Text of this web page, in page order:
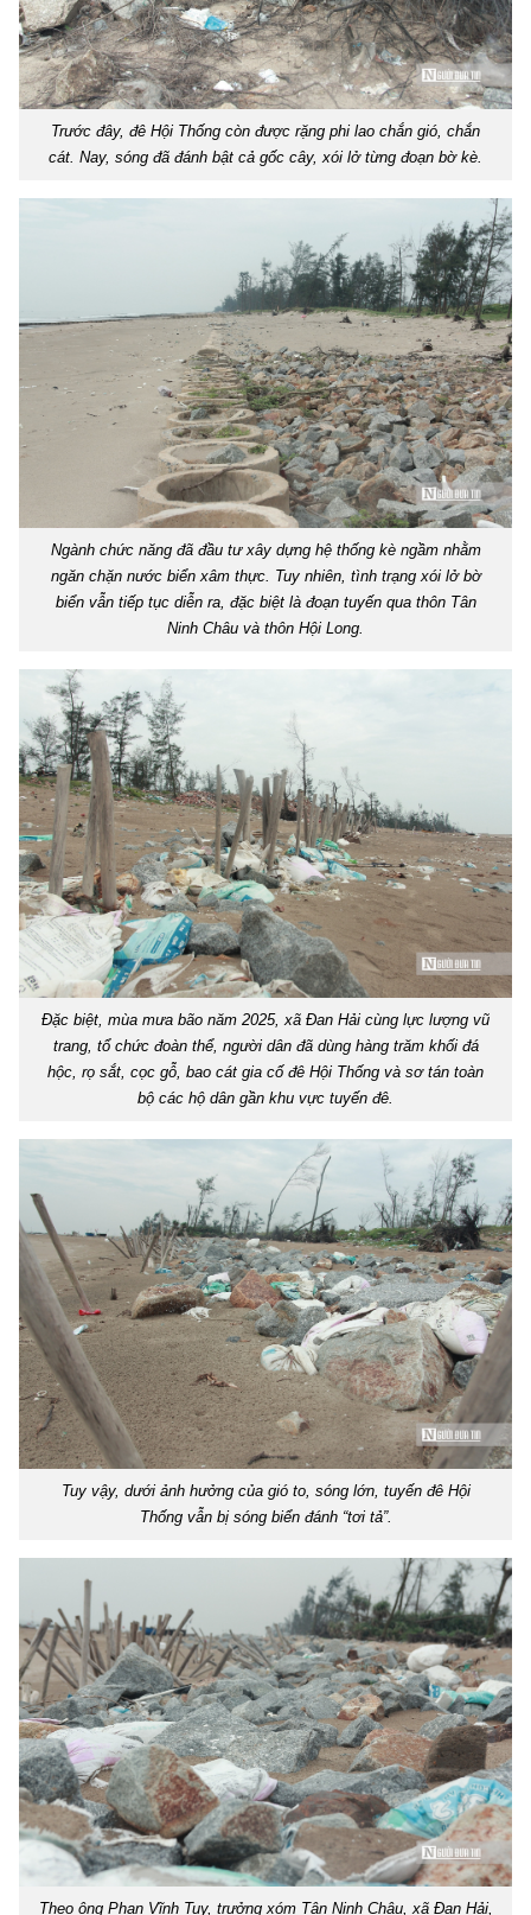
Trước đây, đê Hội Thống còn được rặng phi lao chắn gió, chắn
cát. Nay, sóng đã đánh bật cả gốc cây, xói lở từng đoạn bờ kè.
Ngành chức năng đã đầu tư xây dựng hệ thống kè ngầm nhằm
ngăn chặn nước biển xâm thực. Tuy nhiên, tình trạng xói lở bờ
biển vẫn tiếp tục diễn ra, đặc biệt là đoạn tuyến qua thôn Tân
Ninh Châu và thôn Hội Long.
Đặc biệt, mùa mưa bão năm 2025, xã Đan Hải cùng lực lượng vũ
trang, tổ chức đoàn thể, người dân đã dùng hàng trăm khối đá
hộc, rọ sắt, cọc gỗ, bao cát gia cố đê Hội Thống và sơ tán toàn
bộ các hộ dân gần khu vực tuyến đê.
Tuy vậy, dưới ảnh hưởng của gió to, sóng lớn, tuyến đê Hội
Thống vẫn bị sóng biển đánh “tơi tả”.
Theo ông Phan Vĩnh Tuy, trưởng xóm Tân Ninh Châu, xã Đan Hải,